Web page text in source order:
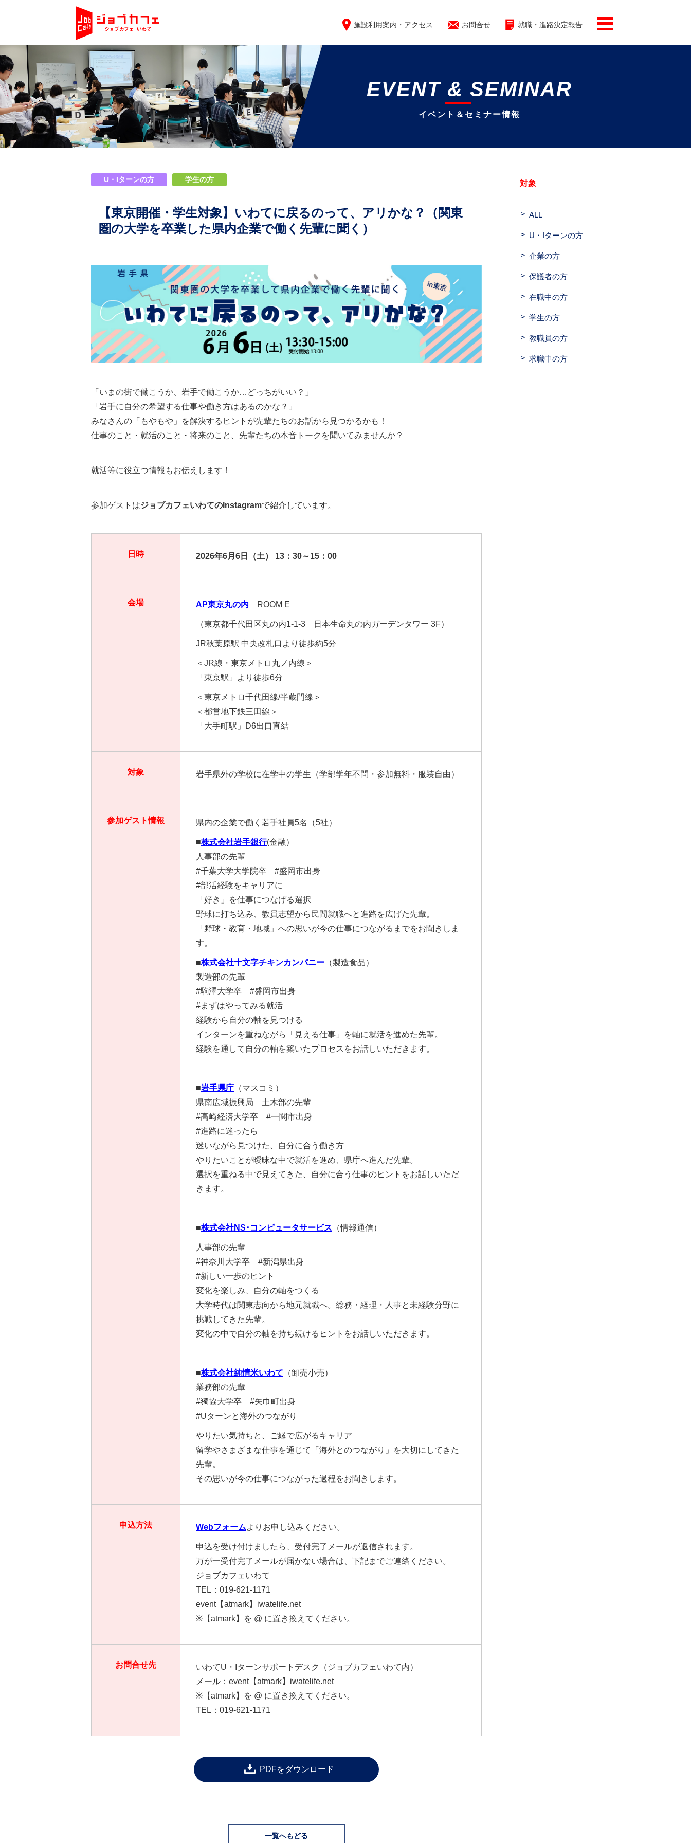
施設利用案内・アクセス お問合せ 就職・進路決定報告
EVENT & SEMINAR
イベント＆セミナー情報
U・Iターンの方 学生の方
【東京開催・学生対象】いわてに戻るのって、アリかな？（関東
圏の大学を卒業した県内企業で働く先輩に聞く）
「いまの街で働こうか、岩手で働こうか…どっちがいい？」
「岩手に自分の希望する仕事や働き方はあるのかな？」
みなさんの「もやもや」を解決するヒントが先輩たちのお話から見つかるかも！
仕事のこと・就活のこと・将来のこと、先輩たちの本音トークを聞いてみませんか？
就活等に役立つ情報もお伝えします！
参加ゲストはジョブカフェいわてのInstagramで紹介しています。
日時 2026年6月6日（土） 13：30～15：00
会場 AP東京丸の内 ROOM E
（東京都千代田区丸の内1-1-3 日本生命丸の内ガーデンタワー 3F）
JR秋葉原駅 中央改札口より徒歩約5分
＜JR線・東京メトロ丸ノ内線＞
「東京駅」より徒歩6分
＜東京メトロ千代田線/半蔵門線＞
＜都営地下鉄三田線＞
「大手町駅」D6出口直結
対象 岩手県外の学校に在学中の学生（学部学年不問・参加無料・服装自由）
参加ゲスト情報 県内の企業で働く若手社員5名（5社）
■株式会社岩手銀行(金融）
人事部の先輩
#千葉大学大学院卒 #盛岡市出身
#部活経験をキャリアに
「好き」を仕事につなげる選択
野球に打ち込み、教員志望から民間就職へと進路を広げた先輩。
「野球・教育・地域」への思いが今の仕事につながるまでをお聞きしま
す。
■株式会社十文字チキンカンパニー （製造食品）
製造部の先輩
#駒澤大学卒 #盛岡市出身
#まずはやってみる就活
経験から自分の軸を見つける
インターンを重ねながら「見える仕事」を軸に就活を進めた先輩。
経験を通して自分の軸を築いたプロセスをお話しいただきます。
■岩手県庁 （マスコミ）
県南広域振興局 土木部の先輩
#高崎経済大学卒 #一関市出身
#進路に迷ったら
迷いながら見つけた、自分に合う働き方
やりたいことが曖昧な中で就活を進め、県庁へ進んだ先輩。
選択を重ねる中で見えてきた、自分に合う仕事のヒントをお話しいただ
きます。
■株式会社NS･コンピュータサービス （情報通信）
人事部の先輩
#神奈川大学卒 #新潟県出身
#新しい一歩のヒント
変化を楽しみ、自分の軸をつくる
大学時代は関東志向から地元就職へ。総務・経理・人事と未経験分野に
挑戦してきた先輩。
変化の中で自分の軸を持ち続けるヒントをお話しいただきます。
■株式会社純情米いわて （卸売小売）
業務部の先輩
#獨協大学卒 #矢巾町出身
#Uターンと海外のつながり
やりたい気持ちと、ご縁で広がるキャリア
留学やさまざまな仕事を通じて「海外とのつながり」を大切にしてきた
先輩。
その思いが今の仕事につながった過程をお聞きします。
申込方法 Webフォームよりお申し込みください。
申込を受け付けましたら、受付完了メールが返信されます。
万が一受付完了メールが届かない場合は、下記までご連絡ください。
ジョブカフェいわて
TEL：019-621-1171
event【atmark】iwatelife.net
※【atmark】を @ に置き換えてください。
お問合せ先
いわてU・Iターンサポートデスク（ジョブカフェいわて内）
メール：event【atmark】iwatelife.net
※【atmark】を @ に置き換えてください。
TEL：019-621-1171
PDFをダウンロード
一覧へもどる
対象
ALL
U・Iターンの方
企業の方
保護者の方
在職中の方
学生の方
教職員の方
求職中の方